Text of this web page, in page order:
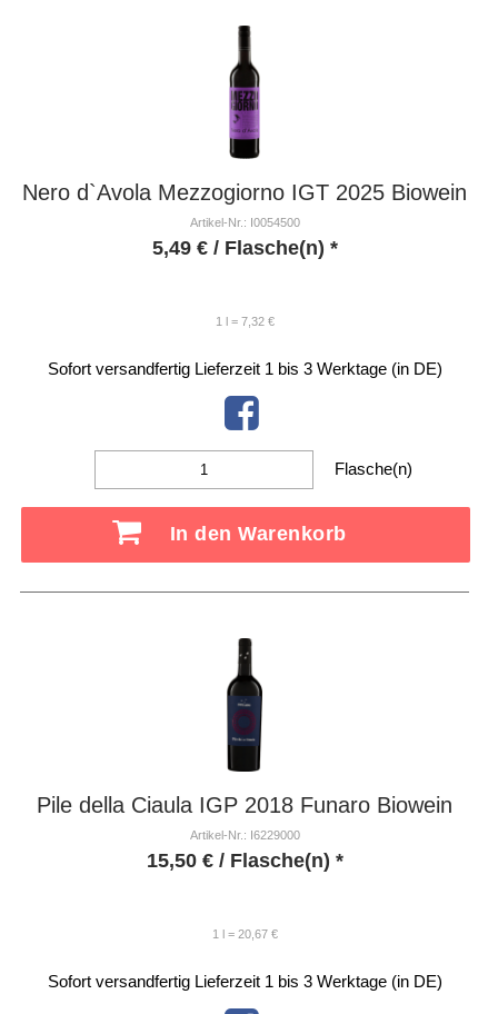
Nero d`Avola Mezzogiorno IGT 2025 Biowein
Artikel-Nr.: I0054500
5,49 €/ Flasche(n) *
1 l = 7,32 €
Sofort versandfertig Lieferzeit 1 bis 3 Werktage (in DE)
Flasche(n)
In den Warenkorb
Pile della Ciaula IGP 2018 Funaro Biowein
Artikel-Nr.: I6229000
15,50 €/ Flasche(n) *
1 l = 20,67 €
Sofort versandfertig Lieferzeit 1 bis 3 Werktage (in DE)